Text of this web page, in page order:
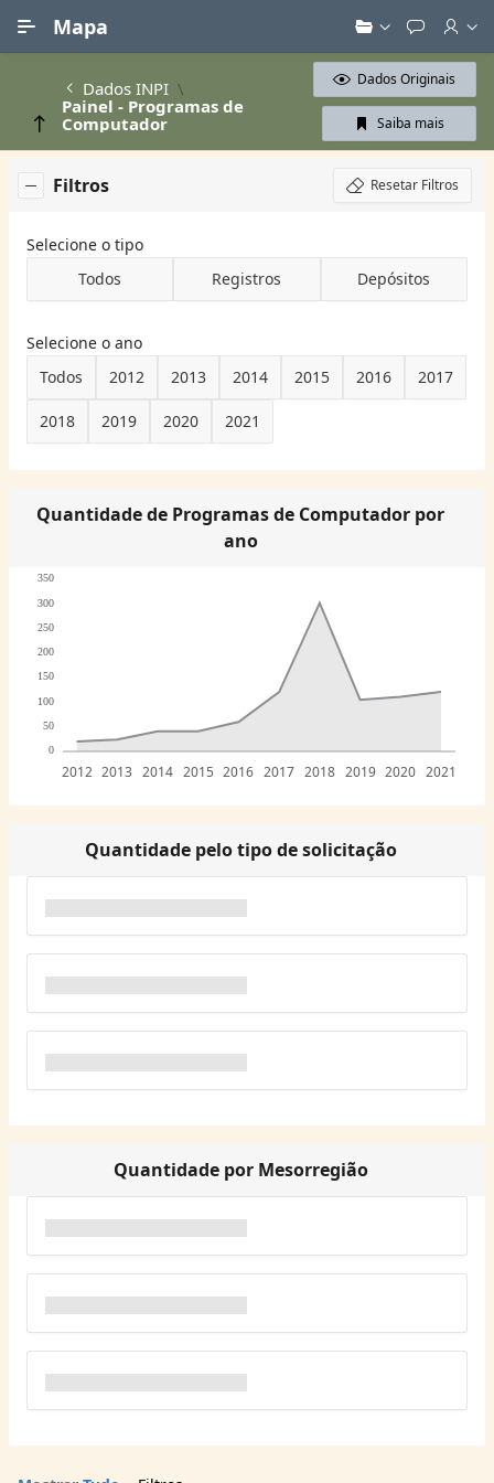
Mapa
Dados INPI
Painel - Programas de
Computador
Dados Originais
Saiba mais
Filtros Resetar Filtros
Selecione o tipo
Todos
Registros Depósitos
Selecione o ano
Todos
2012 2013 2014 2015 2016 2017
2018 2019 2020 2021
Quantidade de Programas de Computador por
ano
0
50
100
150
200
250
300
350
2012 2013 2014 2015 2016 2017 2018 2019 2020 2021
Quantidade pelo tipo de solicitação
Quantidade por Mesorregião